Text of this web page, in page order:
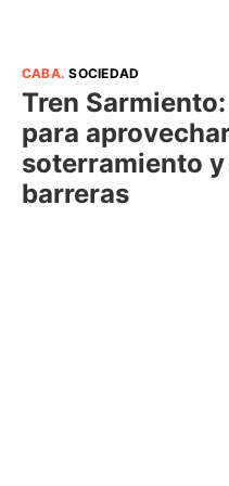
CABA.SOCIEDAD
Tren
para
soterramiento
barreras